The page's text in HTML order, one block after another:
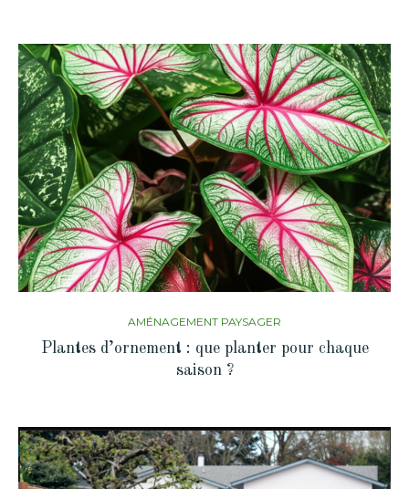
AMÉNAGEMENT PAYSAGER
Plantes d’ornement : que planter pour chaque
saison ?